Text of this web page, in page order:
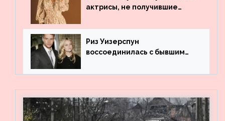
актрисы, не получившие
Риз Уизерспун
воссоединилась с бывшим